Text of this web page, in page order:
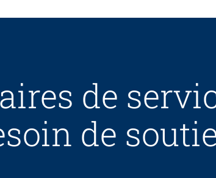
26.08.2026
de
de